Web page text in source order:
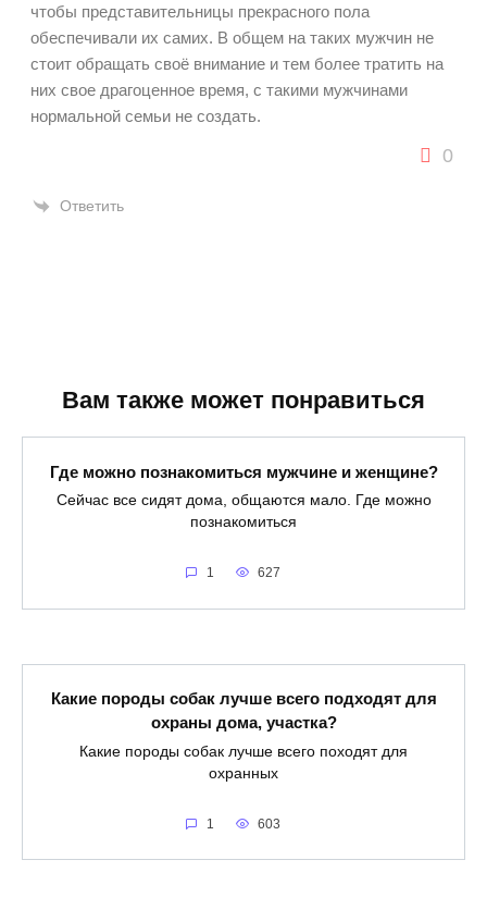
чтобы представительницы прекрасного пола
обеспечивали их самих. В общем на таких мужчин не
стоит обращать своё внимание и тем более тратить на
них свое драгоценное время, с такими мужчинами
нормальной семьи не создать.
0
Ответить
Вам также может понравиться
Где можно познакомиться мужчине и женщине?
Сейчас все сидят дома, общаются мало. Где можно
познакомиться
1 627
Какие породы собак лучше всего подходят для
охраны дома, участка?
Какие породы собак лучше всего походят для
охранных
1 603